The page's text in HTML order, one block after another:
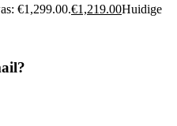
€1,299.00.€1,219.00Huidige